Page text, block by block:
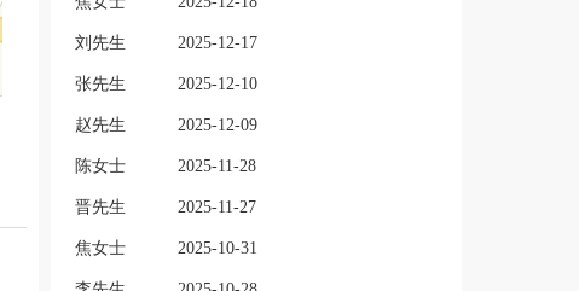
刘先生 2025-12-17
张先生 2025-12-10
赵先生 2025-12-09
陈女士 2025-11-28
晋先生 2025-11-27
焦女士 2025-10-31